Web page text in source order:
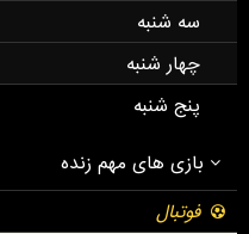
سه شنبه
چهار شنبه
پنج شنبه